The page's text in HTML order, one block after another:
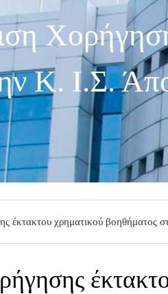
Κ. Ι.Σ.
έκτακτου χρηματικού βοηθήματος